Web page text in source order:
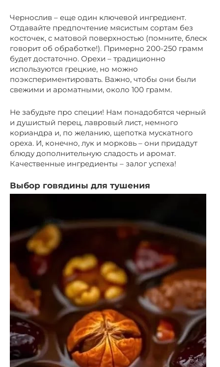
Чернослив – еще один ключевой ингредиент.
Отдавайте предпочтение мясистым сортам без
косточек, с матовой поверхностью (помните, блеск
говорит об обработке!). Примерно 200-250 грамм
будет достаточно. Орехи – традиционно
используются грецкие, но можно
поэкспериментировать. Важно, чтобы они были
свежими и ароматными, около 100 грамм.
Не забудьте про специи! Нам понадобятся черный
и душистый перец, лавровый лист, немного
кориандра и, по желанию, щепотка мускатного
ореха. И, конечно, лук и морковь – они придадут
блюду дополнительную сладость и аромат.
Качественные ингредиенты – залог успеха!
Выбор говядины для тушения